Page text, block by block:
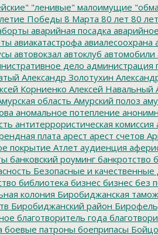
"ленивые" малоимущие
Победы 8 Марта 80 лет 80
аварийная посадка
авиакатастрофа авиалесоохрана
автовокзал автоклуб автомобили
дело администрация
Александр Золотухин
Корниенко Алексей Навальный
область Амурский полоз
аномальное потепление
антитеррористическая комиссия
плата арест арест счетов
покрытие Атлет аудиенция
банковский роуминг банкротство
Безопасные и качественные
библиотека бизнес бизнес без
колония Биробиджанская
Биробиджанский район
благотворитель года
боевые патроны боеприпасы